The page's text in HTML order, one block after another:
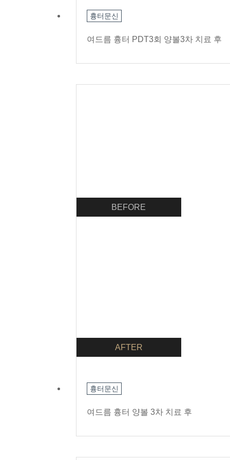
흉터문신
여드름 흉터 PDT3회 양볼3차 치료 후
BEFORE
AFTER
흉터문신
여드름 흉터 양볼 3차 치료 후